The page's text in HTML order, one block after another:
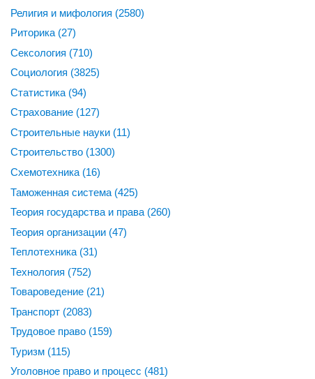
Религия и мифология (2580)
Риторика (27)
Сексология (710)
Социология (3825)
Статистика (94)
Страхование (127)
Строительные науки (11)
Строительство (1300)
Схемотехника (16)
Таможенная система (425)
Теория государства и права (260)
Теория организации (47)
Теплотехника (31)
Технология (752)
Товароведение (21)
Транспорт (2083)
Трудовое право (159)
Туризм (115)
Уголовное право и процесс (481)